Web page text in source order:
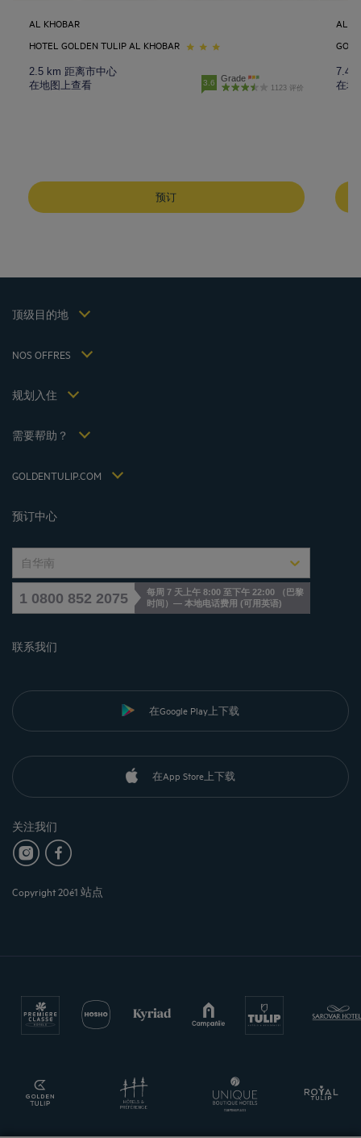
AL KHOBAR
HOTEL GOLDEN TULIP AL KHOBAR
2.5 km 距离市中心
在地图上查看
3.6 Grade
1123 评价
预订
AL
7.4
在地
顶级目的地
峨嵋山酒店
昆明酒店
上海酒店
Hôtels Saint-Malo
NOS OFFRES
逍遥游优惠（含早餐）
规划入住
会议和活动
需要帮助？
常见问答
GOLDENTULIP.COM
个人数据政策
Flavours Instant Benefit 通用使用条款和条件
Politiques de taxes 2023
税收政策 2021
Jin Jiang International
预订中心
自华南
1 0800 852 2075
每周 7 天上午 8:00 至下午 22:00 （巴黎
时间）— 本地电话费用 ( 可用英语)
联系我们
在Google Play上下载
在App Store上下载
关注我们
Copyright 20é1 站点